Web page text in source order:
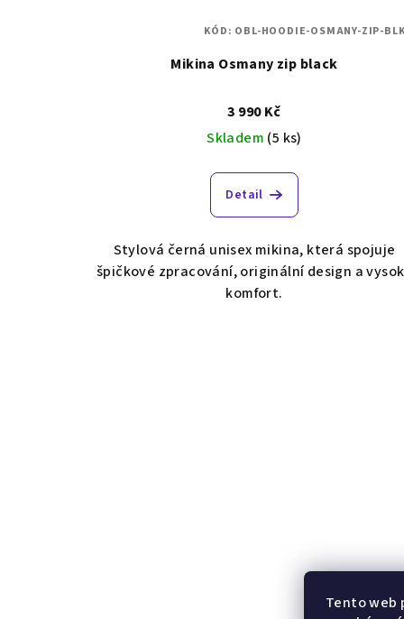
Tento web
Mikina Osmany zip black
3 990 Kč
Skladem (5 ks)
Detail
Stylová černá unisex mikina, která spojuje
špičkové zpracování, originální design a
komfort.
KÓD: OBL-HOODIE-OSMANY-ZIP-